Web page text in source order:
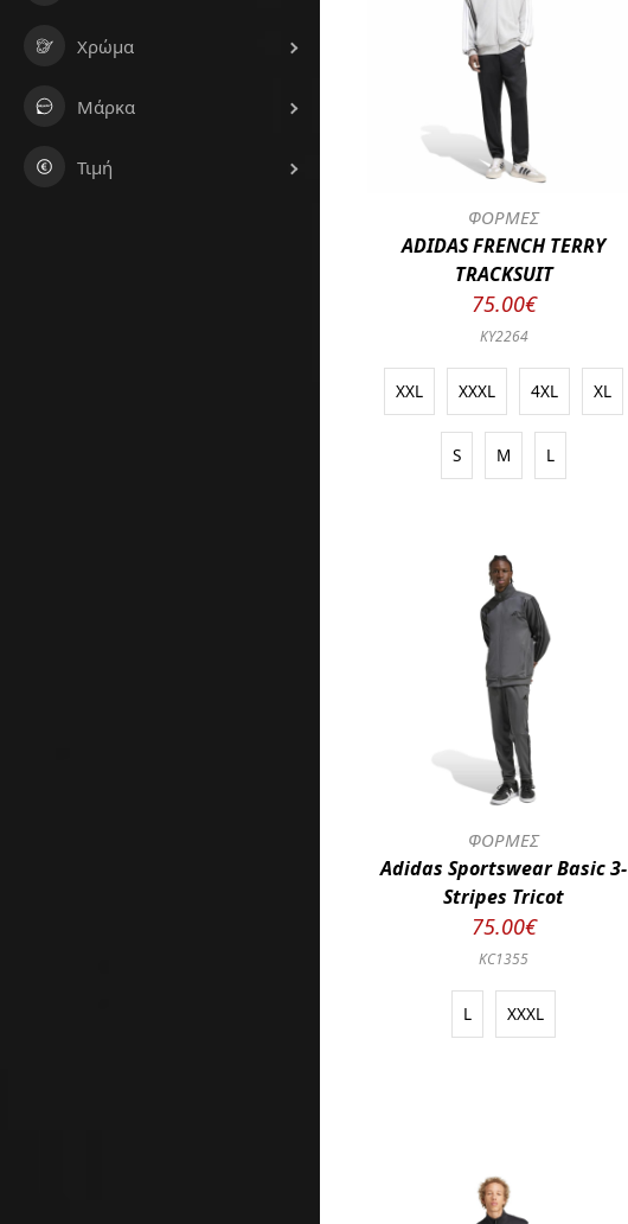
Χρώμα
Μάρκα
Τιμή
ΦΟΡΜΕΣ
ADIDAS FRENCH TERRY
TRACKSUIT
75.00€
KY2264
XXL XXXL 4XL XL
S M L
ΦΟΡΜΕΣ
Adidas Sportswear Basic 3-
Stripes Tricot
75.00€
KC1355
L XXXL